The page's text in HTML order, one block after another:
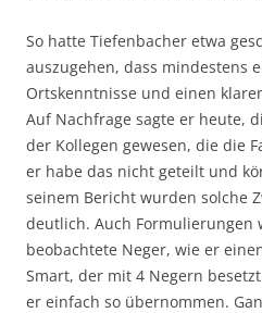
So hatte Tiefenbacher etwa
auszugehen, dass mindestens
Ortskenntnisse und einen
Auf Nachfrage sagte er heute,
der Kollegen gewesen, die die
er habe das nicht geteilt und
seinem Bericht wurden solche
deutlich. Auch Formulierungen
beobachtete Neger, wie er
Smart, der mit 4 Negern
er einfach so übernommen.